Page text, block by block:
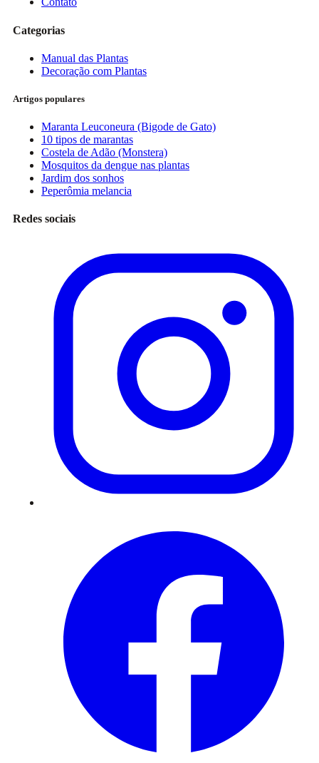
Categorias
Manual das Plantas
Decoração com Plantas
Artigos populares
Maranta Leuconeura (Bigode de Gato)
10 tipos de marantas
Costela de Adão (Monstera)
Mosquitos da dengue nas plantas
Jardim dos sonhos
Peperômia melancia
Redes sociais